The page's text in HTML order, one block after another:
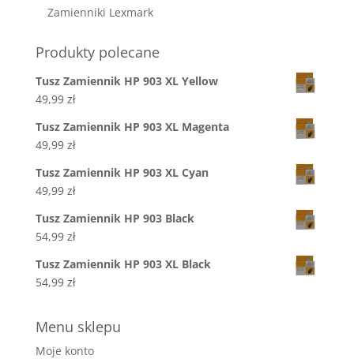
Zamienniki Lexmark
Produkty polecane
Tusz Zamiennik HP 903 XL Yellow
49,99 zł
Tusz Zamiennik HP 903 XL Magenta
49,99 zł
Tusz Zamiennik HP 903 XL Cyan
49,99 zł
Tusz Zamiennik HP 903 Black
54,99 zł
Tusz Zamiennik HP 903 XL Black
54,99 zł
Menu sklepu
Moje konto